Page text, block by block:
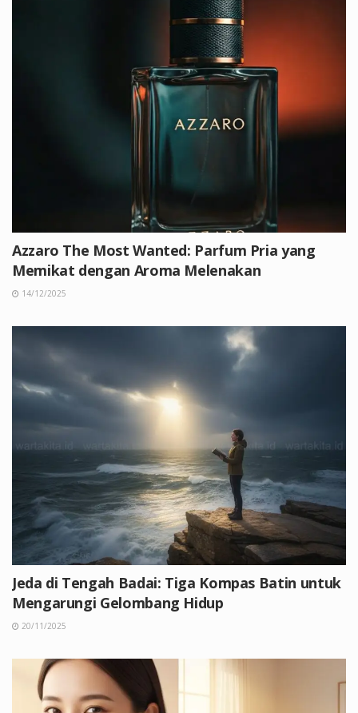
Azzaro The Most Wanted: Parfum Pria yang
Memikat dengan Aroma Melenakan
14/12/2025
Jeda di Tengah Badai: Tiga Kompas Batin untuk
Mengarungi Gelombang Hidup
20/11/2025